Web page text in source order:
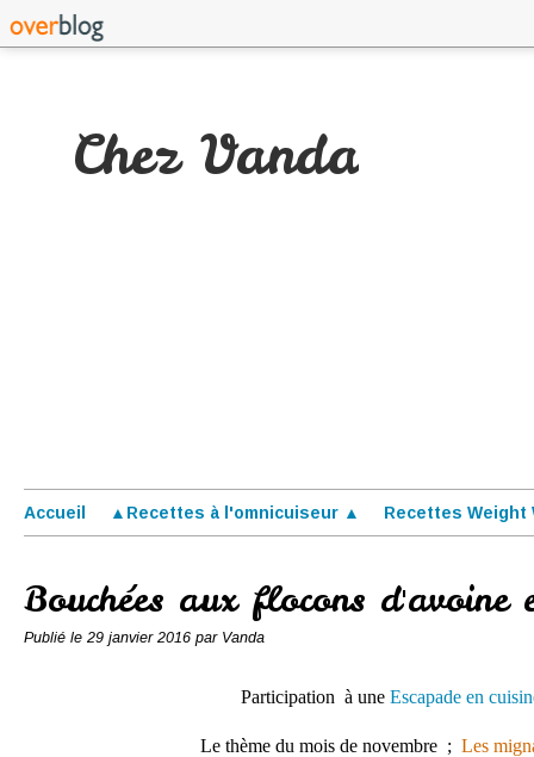
Chez Vanda
Accueil ▲Recettes à l'omnicuiseur ▲ Recettes Weight
Bouchées aux flocons d'avoine
Publié le 29 janvier 2016 par Vanda
Participation à une Escapade en
Le thème du mois de novembre ; Les